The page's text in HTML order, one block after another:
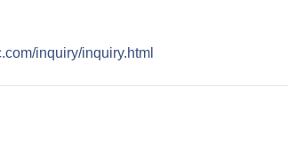
inquiry/inquiry.html